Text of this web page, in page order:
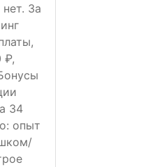
За
₽,
34
опыт